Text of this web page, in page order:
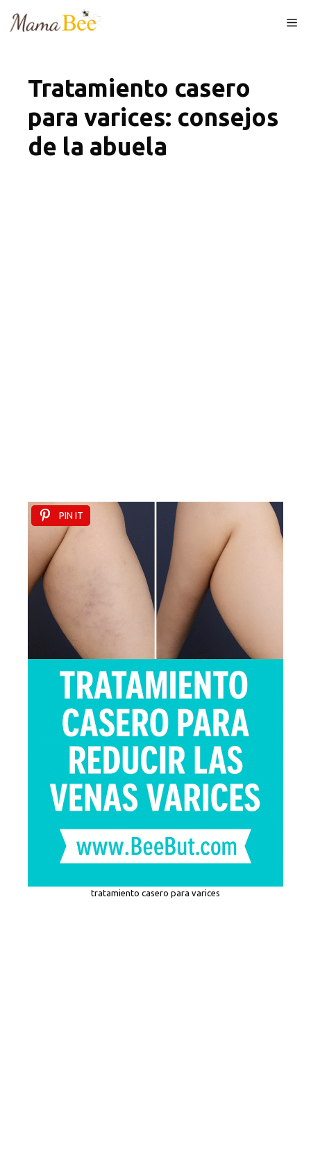
Tratamiento casero
para varices: consejos
de la abuela
PIN IT
tratamiento casero para varices